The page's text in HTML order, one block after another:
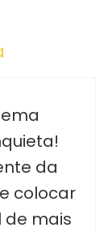
da
colocar
de mais